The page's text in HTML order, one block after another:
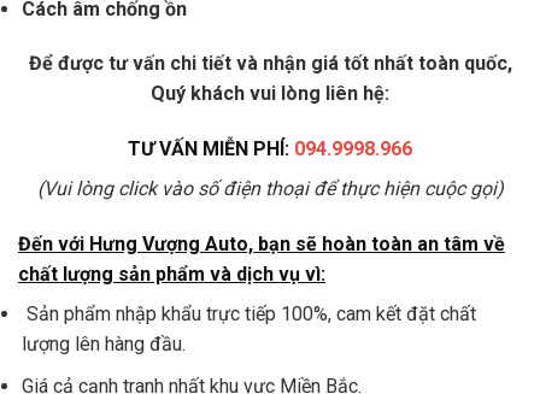
Cách âm chống ồn
Để được tư vấn chi tiết và nhận giá tốt nhất toàn quốc,
Quý khách vui lòng liên hệ:
TƯ VẤN MIỄN PHÍ: 094.9998.966
(Vui lòng click vào số điện thoại để thực hiện cuộc gọi)
Đến với Hưng Vượng Auto, bạn sẽ hoàn toàn an tâm về
chất lượng sản phẩm và dịch vụ vì:
Sản phẩm nhập khẩu trực tiếp 100%, cam kết đặt chất
lượng lên hàng đầu.
Giá cả cạnh tranh nhất khu vực Miền Bắc.